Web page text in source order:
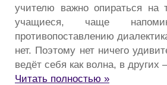
учителю важно опираться
учащиеся, чаще
противопоставлению
нет. Поэтому нет ничего
ведёт себя как волна, в других
Читать полностью »